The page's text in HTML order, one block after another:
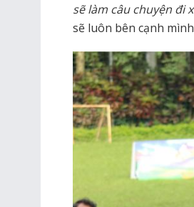
sẽ làm câu chuyện đi
sẽ luôn bên cạnh